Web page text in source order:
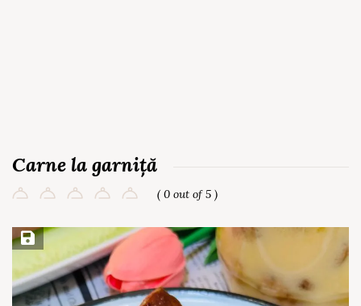
Carne la garniță
( 0 out of 5 )
Save Recipe